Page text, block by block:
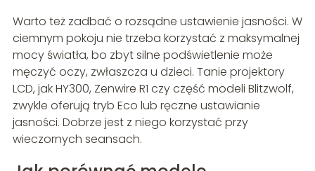
Warto też zadbać o rozsądne ustawienie jasności. W
ciemnym pokoju nie trzeba korzystać z maksymalnej
mocy światła, bo zbyt silne podświetlenie może
męczyć oczy, zwłaszcza u dzieci. Tanie projektory
LCD, jak HY300, Zenwire R1 czy część modeli Blitzwolf,
zwykle oferują tryb Eco lub ręczne ustawianie
jasności. Dobrze jest z niego korzystać przy
wieczornych seansach.